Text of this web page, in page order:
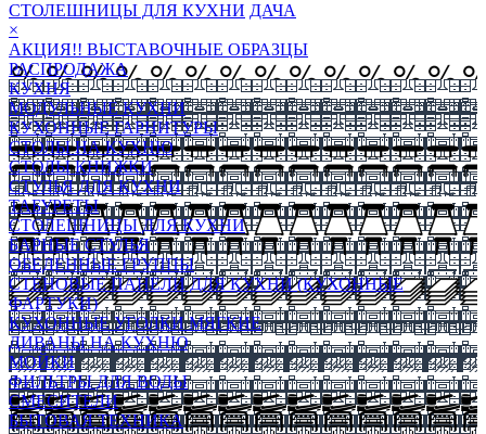
СТОЛЕШНИЦЫ ДЛЯ КУХНИ ДАЧА
×
АКЦИЯ!! ВЫСТАВОЧНЫЕ ОБРАЗЦЫ
РАСПРОДАЖА
КУХНЯ
МОДУЛЬНЫЕ КУХНИ
КУХОННЫЕ ГАРНИТУРЫ
СТОЛЫ НА КУХНЮ
СТОЛЫ КНИЖКИ
СТУЛЬЯ ДЛЯ КУХНИ
ТАБУРЕТЫ
СТОЛЕШНИЦЫ ДЛЯ КУХНИ
БАРНЫЕ СТУЛЬЯ
ОБЕДЕННЫЕ ГРУППЫ
СТЕНОВЫЕ ПАНЕЛИ ДЛЯ КУХНИ (КУХОННЫЕ
ФАРТУКИ)
КУХОННЫЕ УГОЛКИ МЯГКИЕ
ДИВАНЫ НА КУХНЮ
МОЙКИ
ФИЛЬТРЫ ДЛЯ ВОДЫ
СМЕСИТЕЛИ
БЫТОВАЯ ТЕХНИКА